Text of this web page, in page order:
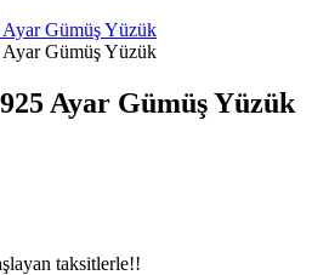
Ayar Gümüş Yüzük
taksitlerle!!